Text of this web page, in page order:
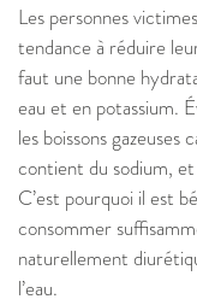
Les personnes
tendance à réduire
faut une bonne
eau et en potassium.
les boissons
contient du sodium,
C’est pourquoi il est
consommer
naturellement
l’eau.